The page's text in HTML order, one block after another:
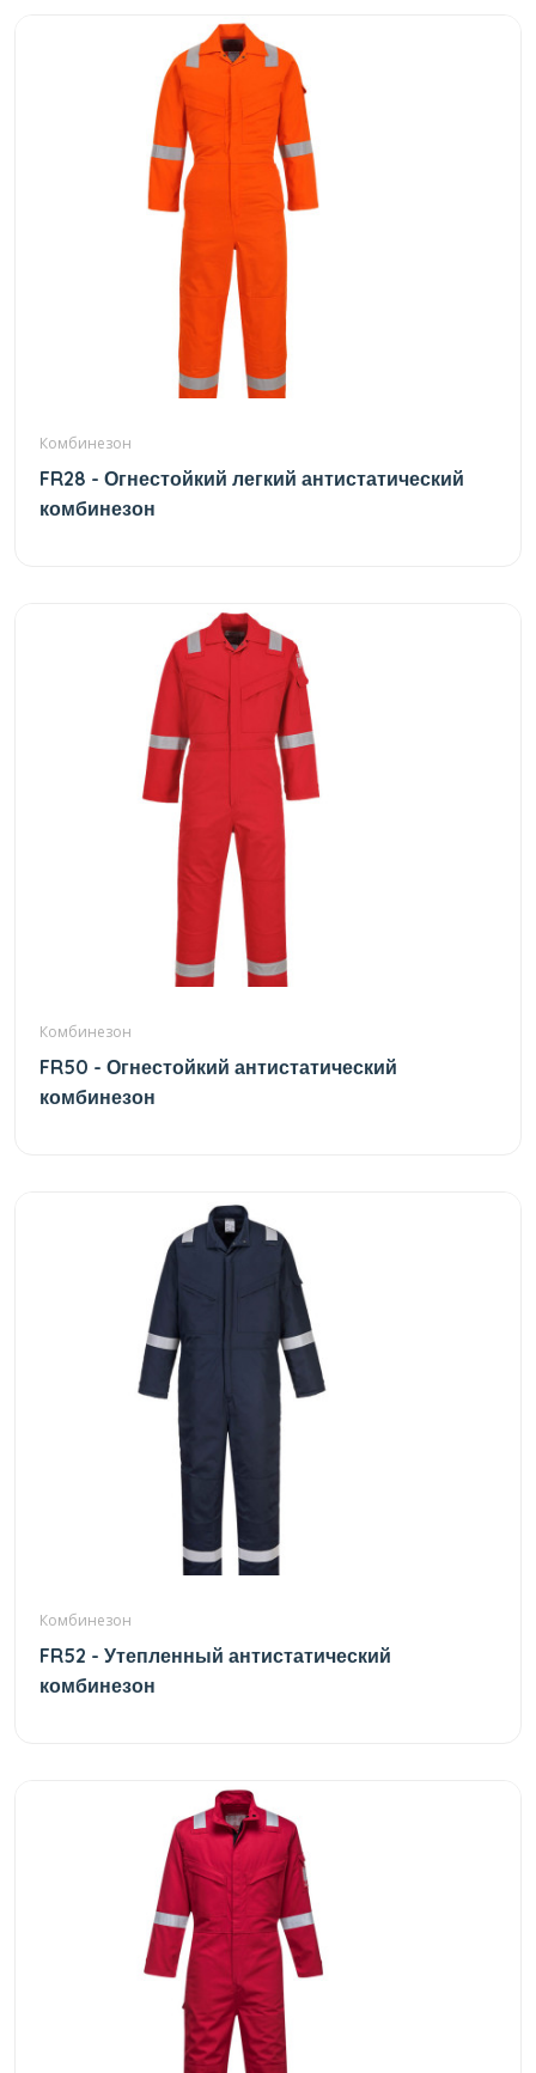
Комбинезон
FR28 - Огнестойкий легкий антистатический
комбинезон
Комбинезон
FR50 - Огнестойкий антистатический
комбинезон
Комбинезон
FR52 - Утепленный антистатический
комбинезон